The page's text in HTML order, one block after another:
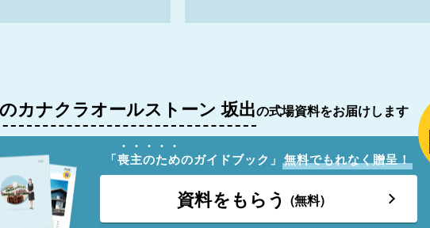
カナクラオールストーン 坂出の式場資料をお届けします
「喪主のためのガイドブック」 無料でもれなく贈呈！
資料をもらう (無料)